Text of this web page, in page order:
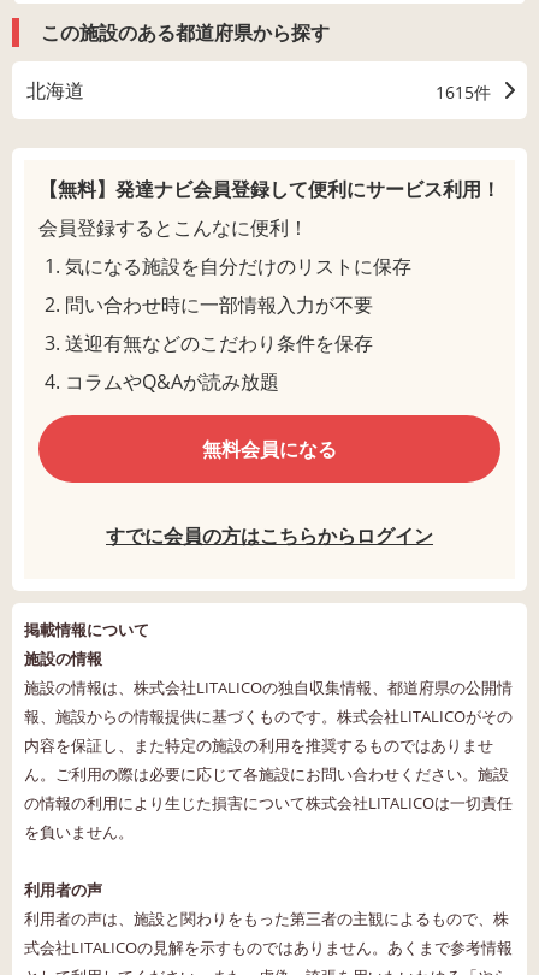
この施設のある都道府県から探す
北海道 1615件
【無料】発達ナビ会員登録して便利にサービス利用！
会員登録するとこんなに便利！
気になる施設を自分だけのリストに保存
問い合わせ時に一部情報入力が不要
送迎有無などのこだわり条件を保存
コラムやQ&Aが読み放題
無料会員になる
すでに会員の方はこちらからログイン
掲載情報について
施設の情報
施設の情報は、株式会社LITALICOの独自収集情報、都道府県の公開情
報、施設からの情報提供に基づくものです。株式会社LITALICOがその
内容を保証し、また特定の施設の利用を推奨するものではありませ
ん。ご利用の際は必要に応じて各施設にお問い合わせください。施設
の情報の利用により生じた損害について株式会社LITALICOは一切責任
を負いません。
利用者の声
利用者の声は、施設と関わりをもった第三者の主観によるもので、株
式会社LITALICOの見解を示すものではありません。あくまで参考情報